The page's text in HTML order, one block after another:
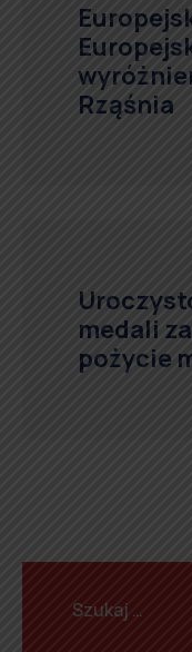
Rząśnia
medali
pożycie